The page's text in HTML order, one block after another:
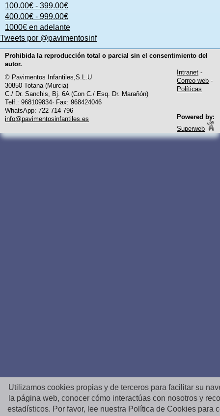
100.00€ - 399.00€
400.00€ - 999.00€
1000€ en adelante
Tweets por @pavimentosinf
Prohibida la reproducción total o parcial sin el consentimiento del
autor.
© Pavimentos Infantiles,S.L.U
30850 Totana (Murcia)
C./ Dr. Sanchis, Bj. 6A (Con C./ Esq. Dr. Marañón)
Telf.: 968109834· Fax: 968424046
WhatsApp: 722 714 796
info@pavimentosinfantiles.es
Intranet -
Correo web -
Políticas
Powered by:
Superweb
Utilizamos cookies propias y de terceros para facilitar su
la página web, conocer cómo interactúas con nosotros y
estadísticos. Por favor, lee nuestra Política de Cookies para